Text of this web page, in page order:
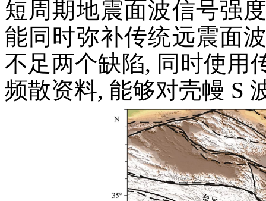
短周期地震面波信号强
能同时弥补传统远震面
不足两个缺陷, 同时使用
频散资料, 能够对壳幔 S